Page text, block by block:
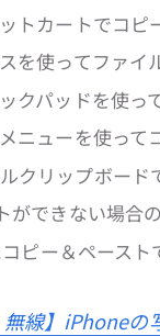
トカートでコピ
を使ってファイ
クパッドを使っ
ニューを使って
クリップボード
ができない場合
ピー＆ペース
無線】iPhone